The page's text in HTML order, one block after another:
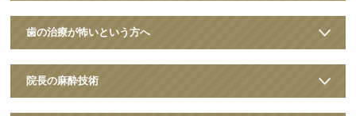
歯の治療が怖いという方へ
院長の麻酔技術